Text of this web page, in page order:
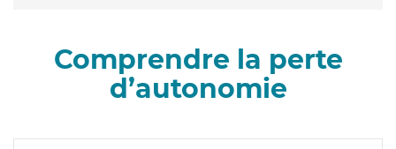
Comprendre la perte
d’autonomie